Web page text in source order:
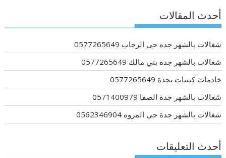
أحدث المقالات
شغالات بالشهر جده حى الرحاب 0577265649
شغالات بالشهر جده بني مالك 0577265649
خادمات كينيات بجدة 0577265649
شغالات بالشهر جدة الصفا 0571400979
شغالات بالشهر جدة حى المروه 0562346904
أحدث التعليقات